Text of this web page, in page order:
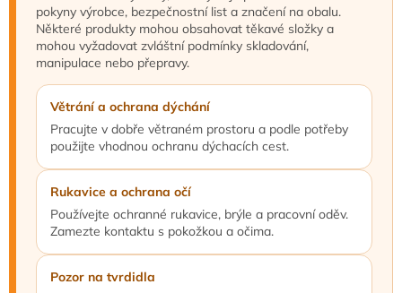
pokyny výrobce, bezpečnostní list a značení na obalu.
Některé produkty mohou obsahovat těkavé složky a
mohou vyžadovat zvláštní podmínky skladování,
manipulace nebo přepravy.
Větrání a ochrana dýchání
Pracujte v dobře větraném prostoru a podle potřeby
použijte vhodnou ochranu dýchacích cest.
Rukavice a ochrana očí
Používejte ochranné rukavice, brýle a pracovní oděv.
Zamezte kontaktu s pokožkou a očima.
Pozor na tvrdidla